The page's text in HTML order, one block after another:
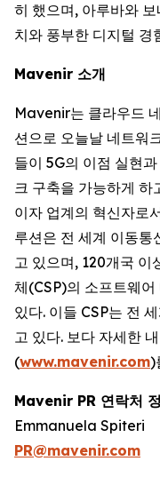
히 했으며, 아루바와
치와 풍부한 디지털 경
Mavenir 소개
Mavenir는 클라우드
션으로 오늘날 네트워
들이 5G의 이점 실현
크 구축을 가능하게
이자 업계의 혁신자로
루션은 전 세계 이동통
고 있으며, 120개국 이
체(CSP)의 소프트웨
있다. 이들 CSP는 전
고 있다. 보다 자세한
(www.mavenir.com)
Mavenir PR 연락처
Emmanuela Spiteri
PR@mavenir.com